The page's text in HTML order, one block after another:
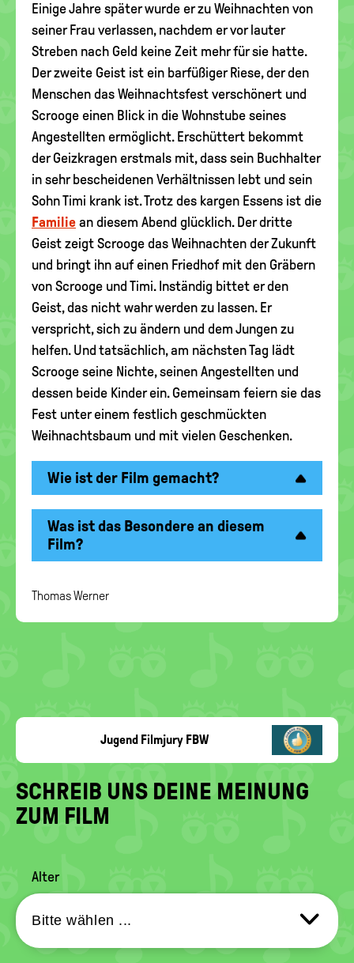
Einige Jahre später wurde er zu Weihnachten von
seiner Frau verlassen, nachdem er vor lauter
Streben nach Geld keine Zeit mehr für sie hatte.
Der zweite Geist ist ein barfüßiger Riese, der den
Menschen das Weihnachtsfest verschönert und
Scrooge einen Blick in die Wohnstube seines
Angestellten ermöglicht. Erschüttert bekommt
der Geizkragen erstmals mit, dass sein Buchhalter
in sehr bescheidenen Verhältnissen lebt und sein
Sohn Timi krank ist. Trotz des kargen Essens ist die
Familie an diesem Abend glücklich. Der dritte
Geist zeigt Scrooge das Weihnachten der Zukunft
und bringt ihn auf einen Friedhof mit den Gräbern
von Scrooge und Timi. Inständig bittet er den
Geist, das nicht wahr werden zu lassen. Er
verspricht, sich zu ändern und dem Jungen zu
helfen. Und tatsächlich, am nächsten Tag lädt
Scrooge seine Nichte, seinen Angestellten und
dessen beide Kinder ein. Gemeinsam feiern sie das
Fest unter einem festlich geschmückten
Weihnachtsbaum und mit vielen Geschenken.
Wie ist der Film gemacht?
Was ist das Besondere an diesem
Film?
Thomas Werner
SCHREIB UNS DEINE MEINUNG
ZUM FILM
Alter
Jugend Filmjury FBW